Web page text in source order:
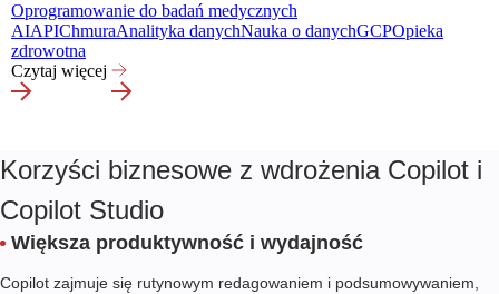
Oprogramowanie do badań medycznych
AIAPIChmuraAnalityka danychNauka o danychGCPOpieka
zdrowotna
Czytaj więcej
Korzyści biznesowe z wdrożenia Copilot i
Copilot Studio
Większa produktywność i wydajność
Copilot zajmuje się rutynowym redagowaniem i podsumowywaniem,